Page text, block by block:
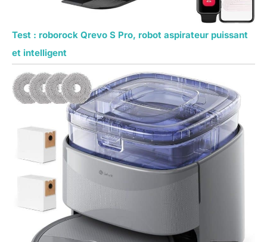
Test : roborock Qrevo S Pro, robot aspirateur puissant
et intelligent